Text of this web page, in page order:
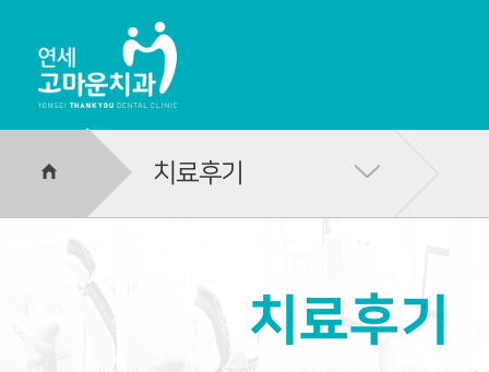
HOME
치료후기
치료후기